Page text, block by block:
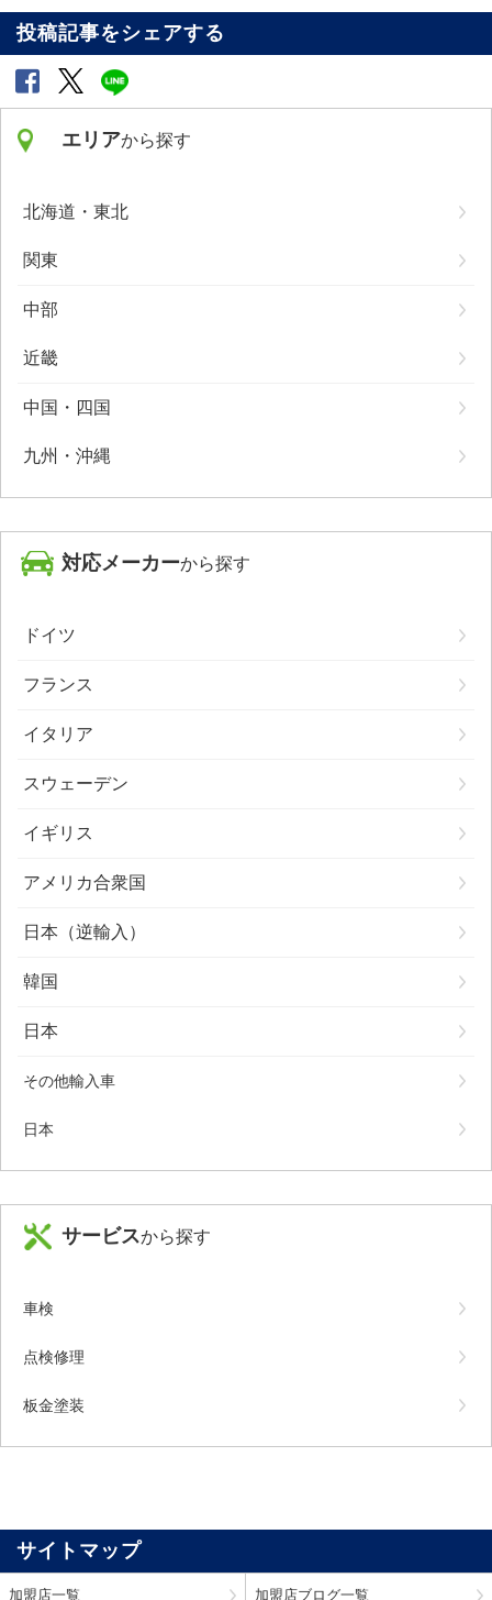
投稿記事をシェアする
エリアから探す
北海道・東北
関東
中部
近畿
中国・四国
九州・沖縄
対応メーカーから探す
ドイツ
フランス
イタリア
スウェーデン
イギリス
アメリカ合衆国
日本（逆輸入）
韓国
日本
その他輸入車
日本
サービスから探す
車検
点検修理
板金塗装
サイトマップ
加盟店一覧 加盟店ブログ一覧